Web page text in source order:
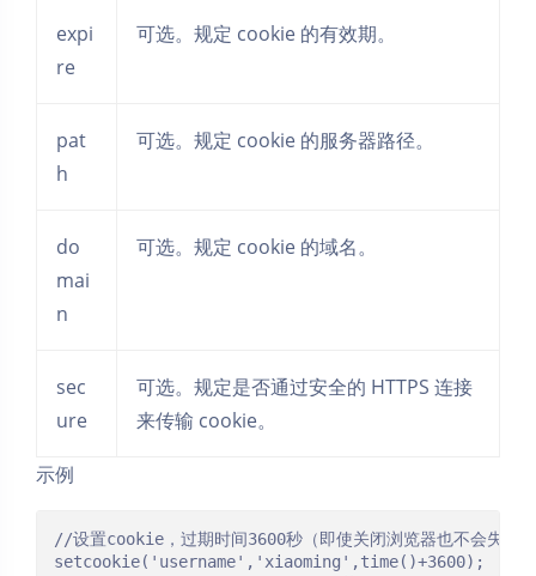
expi
re
可选。规定 cookie 的有效期。
pat
h
可选。规定 cookie 的服务器路径。
do
mai
n
可选。规定 cookie 的域名。
sec
ure
可选。规定是否通过安全的 HTTPS 连接
来传输 cookie。
示例
//设置cookie，过期时间3600秒（即使关闭浏览器也不会失效
setcookie('username','xiaoming',time()+3600);